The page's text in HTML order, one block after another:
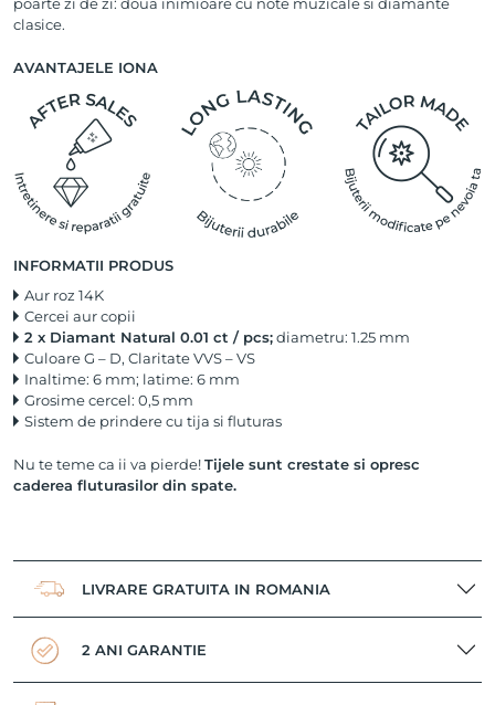
poarte zi de zi: doua inimioare cu note muzicale si diamante
clasice.
AVANTAJELE IONA
INFORMATII PRODUS
Aur roz 14K
Cercei aur copii
2 x Diamant Natural 0.01 ct / pcs;diametru: 1.25 mm
Culoare G – D, Claritate VVS – VS
Inaltime: 6 mm; latime: 6 mm
Grosime cercel: 0,5 mm
Sistem de prindere cu tija si fluturas
Nu te teme ca ii va pierde!Tijele sunt crestate si opresc
caderea fluturasilor din spate.
LIVRARE GRATUITA IN ROMANIA
2 ANI GARANTIE